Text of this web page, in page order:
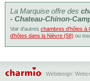
La Marquise offre des
- Chateau-Chinon-
Voir d'autres chambres d'hôtes à
d'hôtes dans la Nièvre (58) ou
Webdesign: